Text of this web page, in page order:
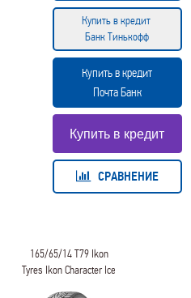
Купить в кредит
Банк Тинькофф
Купить в кредит
Почта Банк
СРАВНЕНИЕ
165/65/14 T79 Ikon
Tyres Ikon Character Ice